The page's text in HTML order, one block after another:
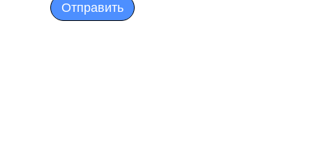
Отправить